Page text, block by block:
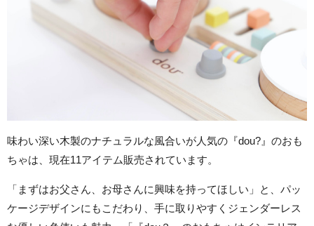
味わい深い木製のナチュラルな風合いが人気の『dou?』のおも
ちゃは、現在11アイテム販売されています。
「まずはお父さん、お母さんに興味を持ってほしい」と、パッ
ケージデザインにもこだわり、手に取りやすくジェンダーレス